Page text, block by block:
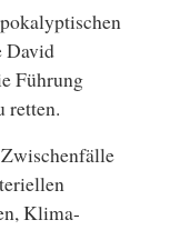
David
Führung
retten.
Klima-